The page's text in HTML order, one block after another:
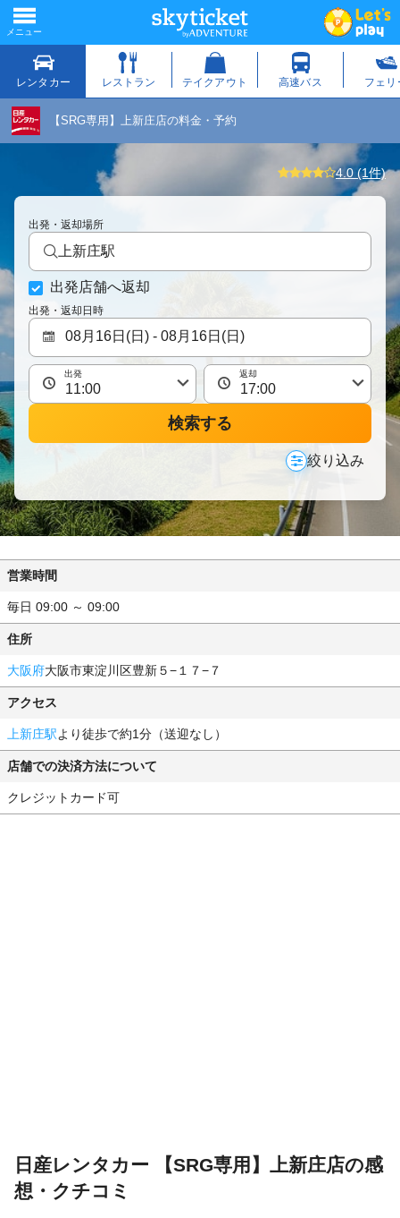
【SRG専用】上新庄店の料金・予約
4.0 (1件)
出発・返却場所
上新庄駅
出発店舗へ返却
出発・返却日時
出発 返却
検索する
絞り込み
営業時間
毎日 09:00 ～ 09:00
住所
大阪府大阪市東淀川区豊新５−１７−７
アクセス
上新庄駅より徒歩で約1分（送迎なし）
店舗での決済方法について
クレジットカード可
日産レンタカー 【SRG専用】上新庄店の感
想・クチコミ